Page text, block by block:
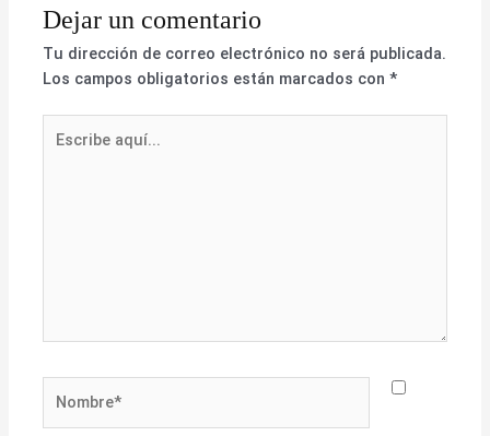
Dejar un comentario
Tu dirección de correo electrónico no será publicada.
Los campos obligatorios están marcados con*
aquí...